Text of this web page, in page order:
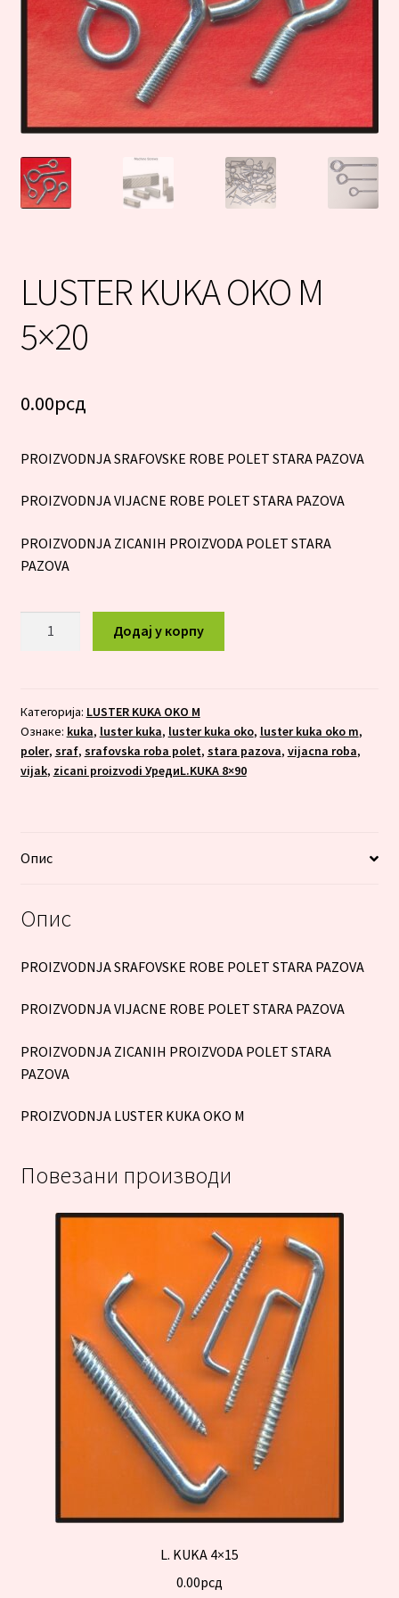
LUSTER KUKA OKO M
5×20
0.00рсд
PROIZVODNJA SRAFOVSKE ROBE POLET STARA PAZOVA
PROIZVODNJA VIJACNE ROBE POLET STARA PAZOVA
PROIZVODNJA ZICANIH PROIZVODA POLET STARA
PAZOVA
5x20
количина
Додај у корпу
Категорија: LUSTER KUKA OKO M
Ознаке: kuka, luster kuka, luster kuka oko, luster kuka oko m,
poler, sraf, srafovska roba polet, stara pazova, vijacna roba,
vijak, zicani proizvodi УредиL.KUKA 8×90
Опис
Опис
PROIZVODNJA SRAFOVSKE ROBE POLET STARA PAZOVA
PROIZVODNJA VIJACNE ROBE POLET STARA PAZOVA
PROIZVODNJA ZICANIH PROIZVODA POLET STARA
PAZOVA
PROIZVODNJA LUSTER KUKA OKO M
Повезани производи
L. KUKA 4×15
0.00рсд